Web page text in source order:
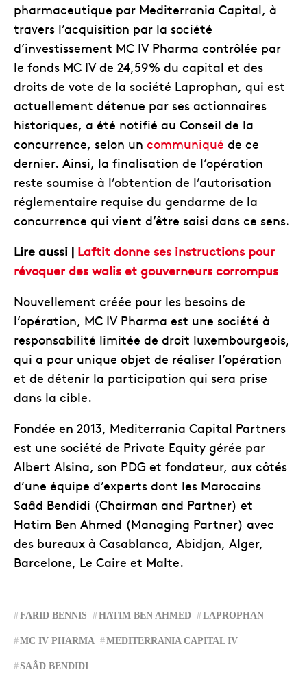
pharmaceutique par Mediterrania Capital, à
travers l’acquisition par la société
d’investissement MC IV Pharma contrôlée par
le fonds MC IV de 24,59% du capital et des
droits de vote de la société Laprophan, qui est
actuellement détenue par ses actionnaires
historiques, a été notifié au Conseil de la
concurrence, selon un communiqué de ce
dernier. Ainsi, la finalisation de l’opération
reste soumise à l’obtention de l’autorisation
réglementaire requise du gendarme de la
concurrence qui vient d’être saisi dans ce sens.
Lire aussi | Laftit donne ses instructions pour
révoquer des walis et gouverneurs corrompus
Nouvellement créée pour les besoins de
l’opération, MC IV Pharma est une société à
responsabilité limitée de droit luxembourgeois,
qui a pour unique objet de réaliser l’opération
et de détenir la participation qui sera prise
dans la cible.
Fondée en 2013, Mediterrania Capital Partners
est une société de Private Equity gérée par
Albert Alsina, son PDG et fondateur, aux côtés
d’une équipe d’experts dont les Marocains
Saâd Bendidi (Chairman and Partner) et
Hatim Ben Ahmed (Managing Partner) avec
des bureaux à Casablanca, Abidjan, Alger,
Barcelone, Le Caire et Malte.
FARID BENNIS HATIM BEN AHMED LAPROPHAN
MC IV PHARMA MEDITERRANIA CAPITAL IV
SAÂD BENDIDI